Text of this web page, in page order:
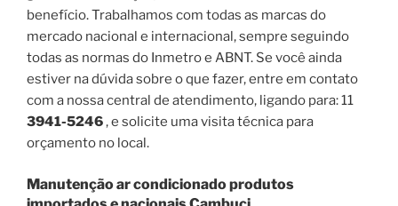
benefício. Trabalhamos com todas as marcas do
mercado nacional e internacional, sempre seguindo
todas as normas do Inmetro e ABNT. Se você ainda
estiver na dúvida sobre o que fazer, entre em contato
com a nossa central de atendimento, ligando para: 11
3941-5246, e solicite uma visita técnica para
orçamento no local.
Manutenção ar condicionado produtos